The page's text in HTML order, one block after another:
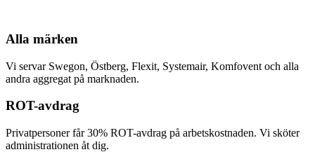
Alla märken
Vi servar Swegon, Östberg, Flexit, Systemair, Komfovent och alla
andra aggregat på marknaden.
ROT-avdrag
Privatpersoner får 30% ROT-avdrag på arbetskostnaden. Vi sköter
administrationen åt dig.